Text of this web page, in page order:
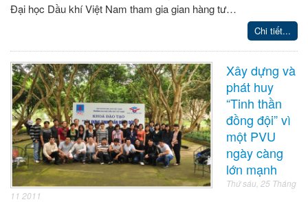
Đại học Dầu khí Việt Nam tham gia gian hàng tư…
Chi tiết...
Xây dựng và
phát huy
“Tinh thần
đồng đội” vì
một PVU
ngày càng
lớn mạnh
Thứ sáu, 25 Tháng
11 2011